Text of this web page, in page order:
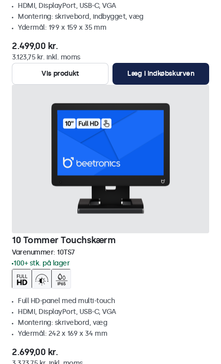
HDMI, DisplayPort, USB-C, VGA
Montering: skrivebord, indbygget, væg
Ydermål: 199 x 159 x 35 mm
2.499,00 kr.
3.123,75 kr. inkl. moms
Vis produkt
Læg i indkøbskurven
10 Tommer Touchskærm
Varenummer: 10TS7
100+ stk. på lager
Full HD-panel med multi-touch
HDMI, DisplayPort, USB-C, VGA
Montering: skrivebord, væg
Ydermål: 242 x 169 x 34 mm
2.699,00 kr.